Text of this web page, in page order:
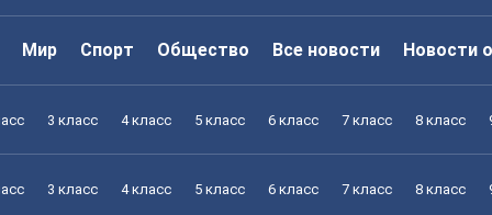
Мир Спорт Общество Все новости Новости
3 класс 4 класс 5 класс 6 класс 7 класс 8 класс
3 класс 4 класс 5 класс 6 класс 7 класс 8 класс